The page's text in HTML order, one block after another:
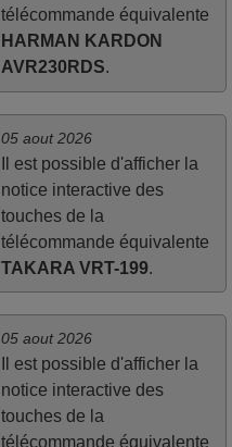
télécommande équivalente
HARMAN KARDON
AVR230RDS.
05 aout 2026
Il est possible d'afficher la
notice interactive des
touches de la
télécommande équivalente
TAKARA VRT-199.
05 aout 2026
Il est possible d'afficher la
notice interactive des
touches de la
télécommande équivalente